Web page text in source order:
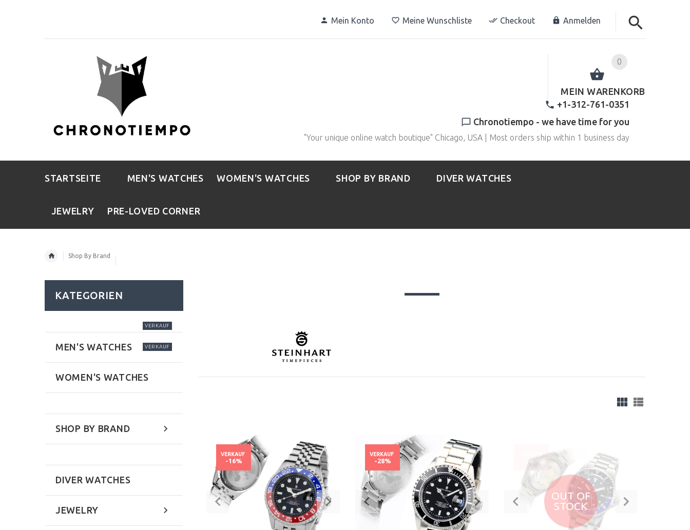
Mein Konto Meine Wunschliste Checkout Anmelden
0
MEIN WARENKORB
+1-312-761-0351
Chronotiempo - we have time for you
"Your unique online watch boutique" Chicago, USA | Most orders ship within 1 business day
STARTSEITE MEN'S WATCHES WOMEN'S WATCHES SHOP BY BRAND DIVER WATCHES
JEWELRY PRE-LOVED CORNER
Shop By Brand
VERKAUF
-16%
VERKAUF
-28%
OUT OF
STOCK
VERKAUF
-14%
KATEGORIEN
VERKAUF
MEN'S WATCHES VERKAUF
WOMEN'S WATCHES
SHOP BY BRAND
DIVER WATCHES
JEWELRY